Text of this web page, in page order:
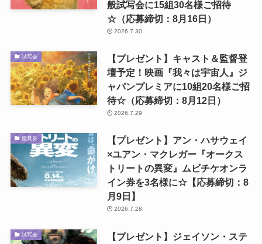
般試写会に15組30名様ご招待
☆（応募締切：8月16日）
2026.7.30
試写会
【プレゼント】キャスト＆監督登
壇予定！映画『我々は宇宙人』ジ
ャパンプレミアに10組20名様ご招
待☆（応募締切：8月12日）
2026.7.29
鑑賞券
【プレゼント】アン・ハサウェイ
×ユアン・マクレガー『オークス
トリートの異変』ムビチケオンラ
イン券を3名様に☆【応募締切：8
月9日】
2026.7.28
試写会
【プレゼント】ジェイソン・ステ